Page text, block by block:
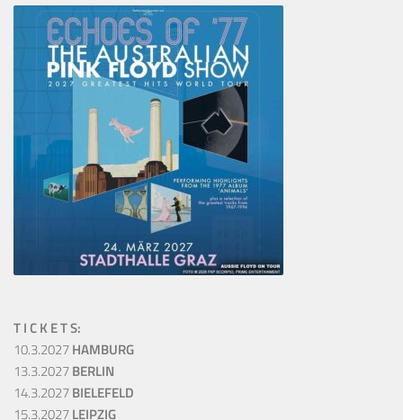
T I C K E T S:
10.3.2027HAMBURG
13.3.2027BERLIN
14.3.2027BIELEFELD
15.3.2027LEIPZIG